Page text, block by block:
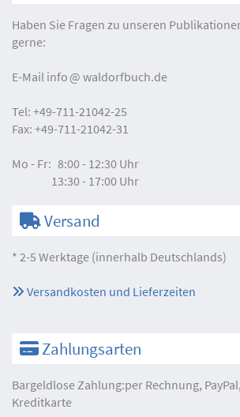
Haben Sie Fragen zu unseren
gerne:
E-Mail info waldorfbuch.de
Tel: +49-711-21042-25
Fax: +49-711-21042-31
Mo - Fr: 8:00 - 12:30 Uhr
13:30 - 17:00 Uhr
Versand
* 2-5 Werktage (innerhalb Deutschlands)
Versandkosten und Lieferzeiten
Zahlungsarten
Bargeldlose Zahlung:per Rechnung,
Kreditkarte